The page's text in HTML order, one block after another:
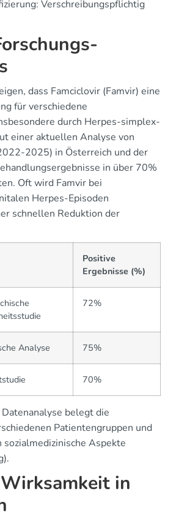
Verschreibungspflichtig
dass Famciclovir (Famvir) eine
für verschiedene
durch Herpes-simplex-
einer aktuellen Analyse von
2025) in Österreich und der
in über 70%
Oft wird Famvir bei
Herpes-Episoden
schnellen Reduktion der
Positive
Ergebnisse (%)
72%
Analyse 75%
70%
belegt die
Patientengruppen und
sozialmedizinische Aspekte
in